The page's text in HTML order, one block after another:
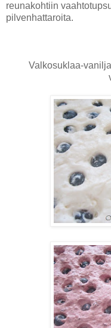
reunakohtiin
pilvenhattaroita.
Valkosuklaa-